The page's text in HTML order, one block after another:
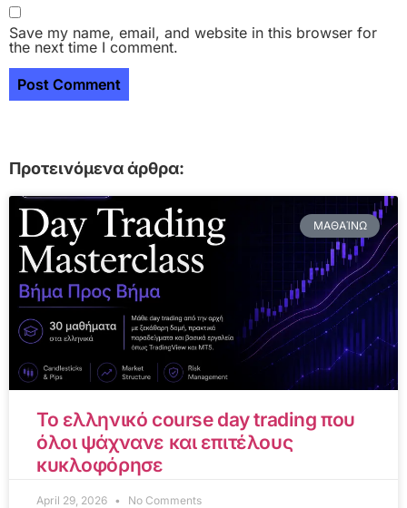
Save my name, email, and website in this browser for
the next time I comment.
Προτεινόμενα άρθρα:
ΜΑΘΑΊΝΩ
Το ελληνικό course day trading που
όλοι ψάχνανε και επιτέλους
κυκλοφόρησε
April 29, 2026 No Comments